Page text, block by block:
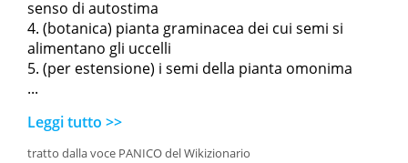
senso di autostima
(botanica) pianta graminacea dei cui semi si
alimentano gli uccelli
(per estensione) i semi della pianta omonima
...
Leggi tutto >>
tratto dalla voce PANICO del Wikizionario